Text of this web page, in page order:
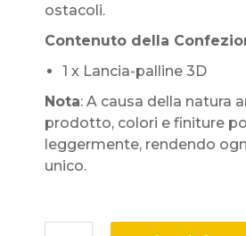
ostacoli.
Contenuto della
1 x Lancia-palline 3D
Nota: A causa della natura
prodotto, colori e finiture
leggermente, rendendo
unico.